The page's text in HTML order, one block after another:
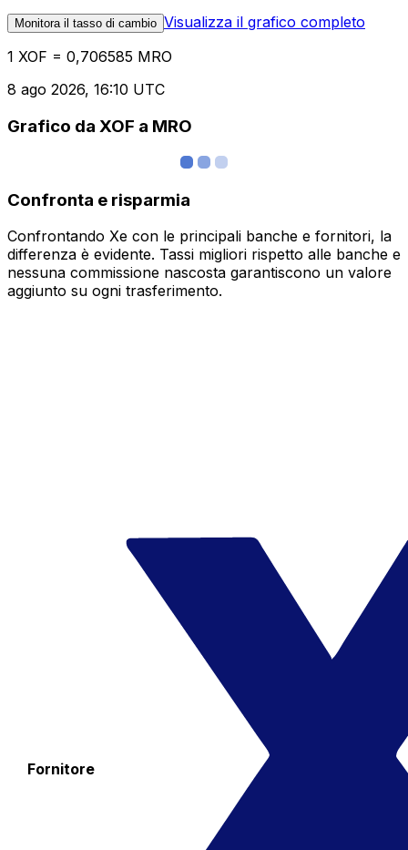
Monitora il tasso di cambio Visualizza il grafico completo
1 XOF = 0,706585 MRO
8 ago 2026, 16:10 UTC
Grafico da XOF a MRO
Confronta e risparmia
Confrontando Xe con le principali banche e fornitori, la
differenza è evidente. Tassi migliori rispetto alle banche e
nessuna commissione nascosta garantiscono un valore
aggiunto su ogni trasferimento.
Fornitore